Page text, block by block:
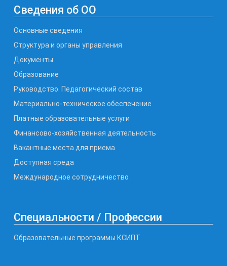
Сведения об ОО
Основные сведения
Структура и органы управления
Документы
Образование
Руководство. Педагогический состав
Материально-техническое обеспечение
Платные образовательные услуги
Финансово-хозяйственная деятельность
Вакантные места для приема
Доступная среда
Международное сотрудничество
Специальности / Профессии
Образовательные программы КСИПТ